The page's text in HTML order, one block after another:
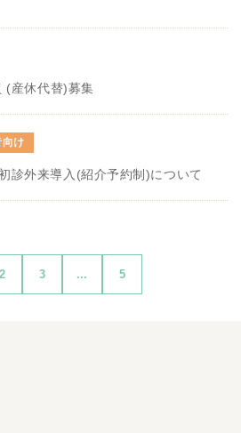
(産休代替)募集
向け
診外来導入(紹介予約制)について
2 3 ... 5